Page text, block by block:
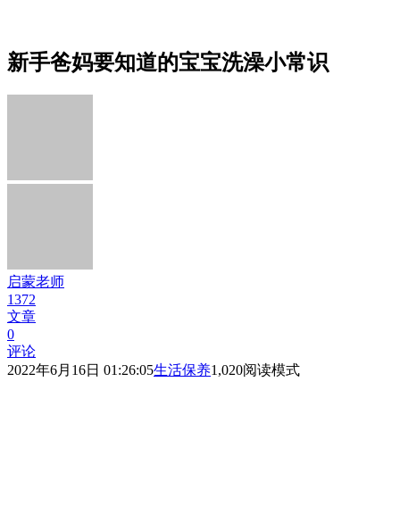
新手爸妈要知道的宝宝洗澡小常识
启蒙老师
1372
文章
0
评论
2022年6月16日 01:26:05生活保养1,020阅读模式